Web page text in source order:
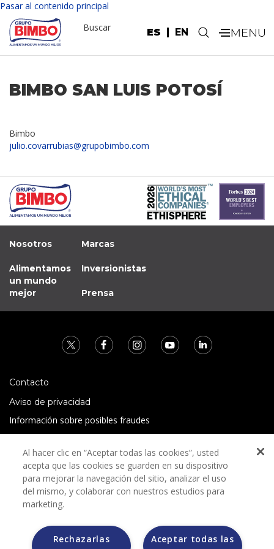
Pasar al contenido principal
ES EN
Buscar .
BIMBO SAN LUIS POTOSÍ
Bimbo
julio.covarrubias@grupobimbo.com
Nosotros
Alimentamos
un mundo
mejor
Marcas
Inversionistas
Prensa
Contacto
Aviso de privacidad
Información sobre posibles fraudes
Términos y condiciones
Al hacer clic en “Aceptar todas las cookies”, usted
acepta que las cookies se guarden en su dispositivo
para mejorar la navegación del sitio, analizar el uso
del mismo, y colaborar con nuestros estudios para
marketing.
Aceptar todas las
Rechazarlas